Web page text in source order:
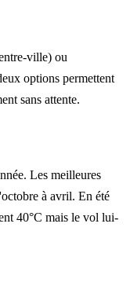
ville) ou
options permettent
sans attente.
Les meilleures
à avril. En été
40°C mais le vol lui-